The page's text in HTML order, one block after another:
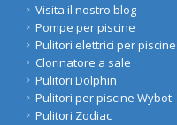
Visita il nostro blog
Pompe per piscine
Pulitori elettrici per piscine
Clorinatore a sale
Pulitori Dolphin
Pulitori per piscine Wybot
Pulitori Zodiac